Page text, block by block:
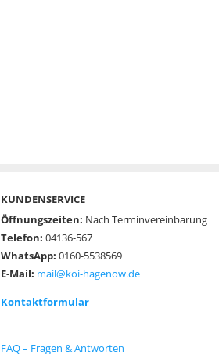
KUNDENSERVICE
Öffnungszeiten: Nach Terminvereinbarung
Telefon:04136-567
WhatsApp:0160-5538569
E-Mail: mail@koi-hagenow.de
Kontaktformular
FAQ – Fragen & Antworten